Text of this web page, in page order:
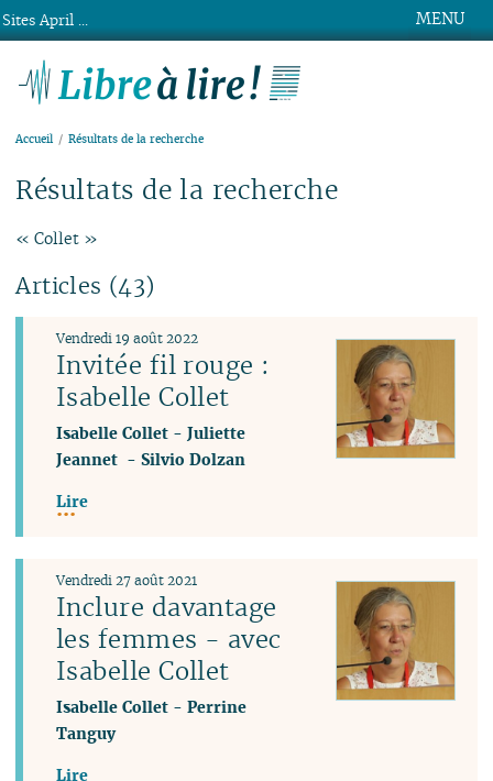
MENU
Accueil Résultats de la recherche
Résultats de la recherche
« Collet »
Articles (43)
Invitée fil rouge :
Isabelle Collet
Vendredi 19 août 2022
Isabelle Collet -Juliette
Jeannet -Silvio Dolzan
Lire
Inclure davantage
les femmes - avec
Isabelle Collet
Vendredi 27 août 2021
Isabelle Collet -Perrine
Tanguy
Lire
Sites April ...